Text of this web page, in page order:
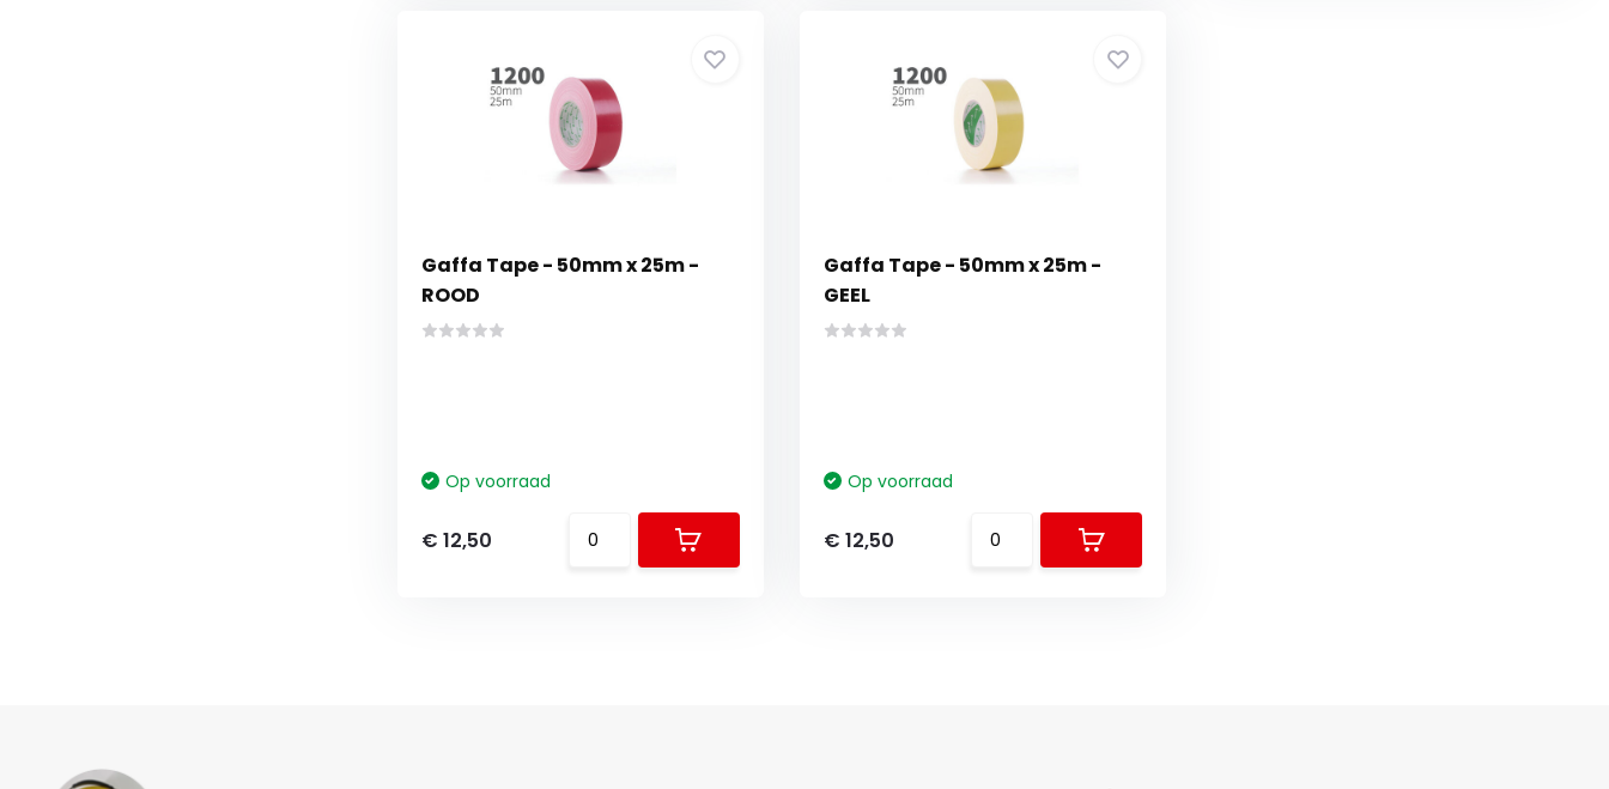
Gaffa Tape - 50mm x 25m -
ROOD
Op voorraad
€ 12,50
Gaffa Tape - 50mm x 25m -
GEEL
Op voorraad
€ 12,50